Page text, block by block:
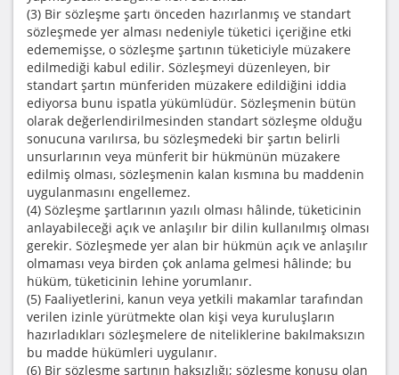
(3) Bir sözleşme şartı önceden hazırlanmış ve standart
sözleşmede yer alması nedeniyle tüketici içeriğine etki
edememişse, o sözleşme şartının tüketiciyle müzakere
edilmediği kabul edilir. Sözleşmeyi düzenleyen, bir
standart şartın münferiden müzakere edildiğini iddia
ediyorsa bunu ispatla yükümlüdür. Sözleşmenin bütün
olarak değerlendirilmesinden standart sözleşme olduğu
sonucuna varılırsa, bu sözleşmedeki bir şartın belirli
unsurlarının veya münferit bir hükmünün müzakere
edilmiş olması, sözleşmenin kalan kısmına bu maddenin
uygulanmasını engellemez.
(4) Sözleşme şartlarının yazılı olması hâlinde, tüketicinin
anlayabileceği açık ve anlaşılır bir dilin kullanılmış olması
gerekir. Sözleşmede yer alan bir hükmün açık ve anlaşılır
olmaması veya birden çok anlama gelmesi hâlinde; bu
hüküm, tüketicinin lehine yorumlanır.
(5) Faaliyetlerini, kanun veya yetkili makamlar tarafından
verilen izinle yürütmekte olan kişi veya kuruluşların
hazırladıkları sözleşmelere de niteliklerine bakılmaksızın
bu madde hükümleri uygulanır.
(6) Bir sözleşme şartının haksızlığı; sözleşme konusu olan